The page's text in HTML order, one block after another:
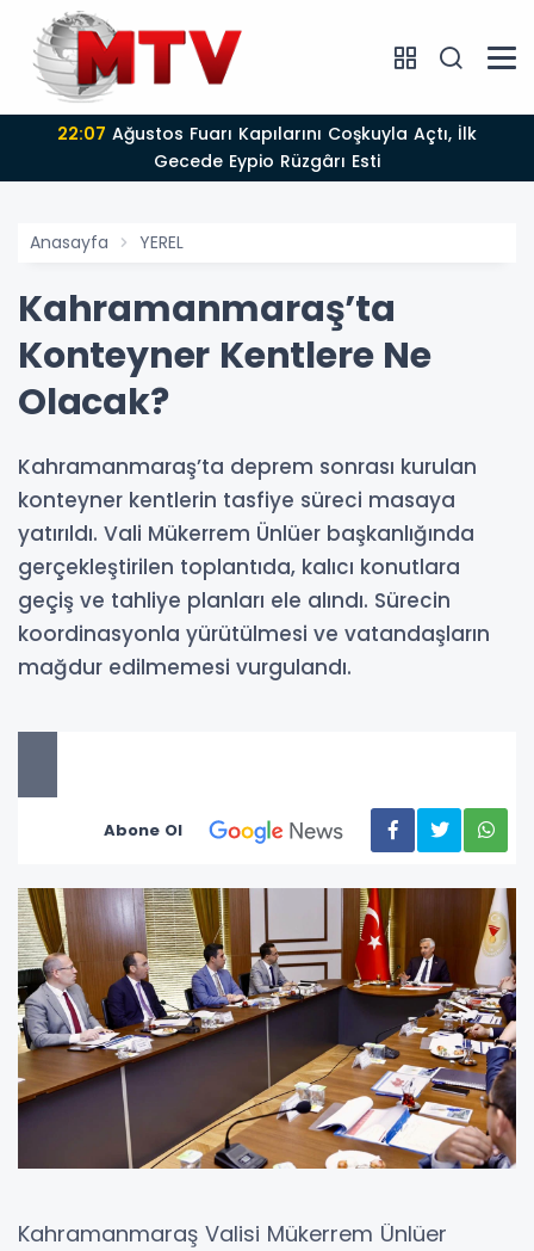
22:07
Gecede Eypio Rüzgârı Esti
Anasayfa YEREL
Kahramanmaraş’ta
Konteyner Kentlere Ne
Olacak?
Kahramanmaraş’ta deprem sonrası kurulan
konteyner kentlerin tasfiye süreci masaya
yatırıldı. Vali Mükerrem Ünlüer başkanlığında
gerçekleştirilen toplantıda, kalıcı konutlara
geçiş ve tahliye planları ele alındı. Sürecin
koordinasyonla yürütülmesi ve vatandaşların
mağdur edilmemesi vurgulandı.
Abone Ol
Kahramanmaraş Valisi Mükerrem Ünlüer